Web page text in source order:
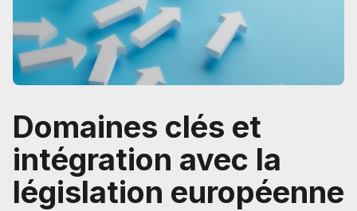
Domaines clés et
intégration avec la
législation européenne